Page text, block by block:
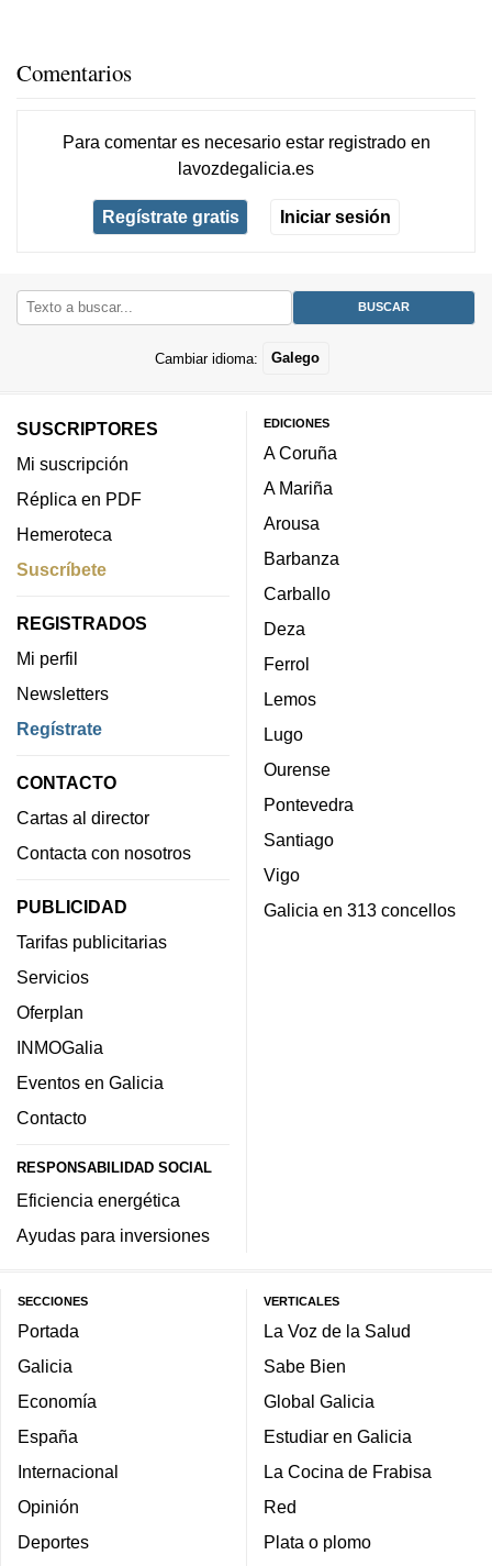
Comentarios
Para comentar es necesario estar registradoen
lavozdegalicia.es
Regístrate gratis Iniciar sesión
Cambiar idioma: Galego
SUSCRIPTORES
Mi suscripción
Réplica en PDF
Hemeroteca
Suscríbete
REGISTRADOS
Mi perfil
Newsletters
Regístrate
CONTACTO
Cartas al director
Contacta con nosotros
PUBLICIDAD
Tarifas publicitarias
Servicios
Oferplan
INMOGalia
Eventos en Galicia
Contacto
RESPONSABILIDAD SOCIAL
Eficiencia energética
Ayudas para inversiones
EDICIONES
A Coruña
A Mariña
Arousa
Barbanza
Carballo
Deza
Ferrol
Lemos
Lugo
Ourense
Pontevedra
Santiago
Vigo
Galicia en 313 concellos
SECCIONES
Portada
Galicia
Economía
España
Internacional
Opinión
Deportes
VERTICALES
La Voz de la Salud
Sabe Bien
Global Galicia
Estudiar en Galicia
La Cocina de Frabisa
Red
Plata o plomo